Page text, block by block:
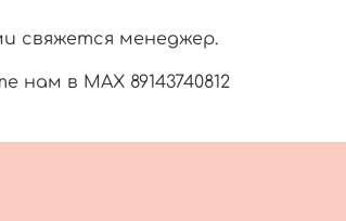
свяжется менеджер.
нам в МАХ 89143740812